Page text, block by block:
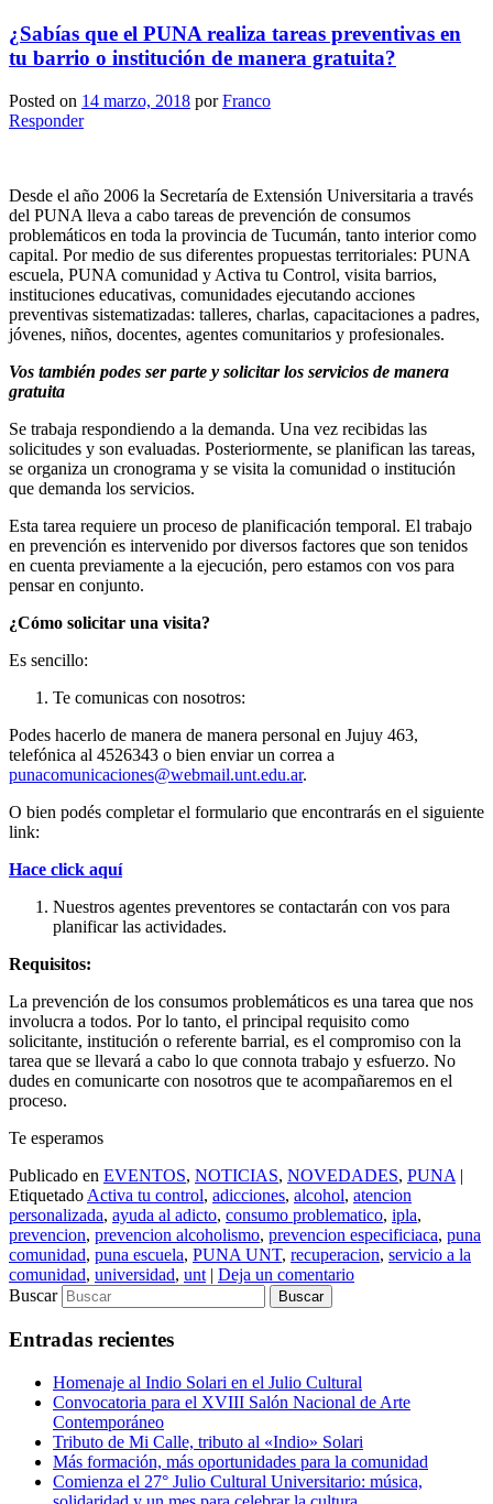
¿Sabías que el PUNA realiza tareas preventivas en
tu barrio o institución de manera gratuita?
Posted on 14 marzo, 2018 porFranco
Responder
Desde el año 2006 la Secretaría de Extensión Universitaria a través
del PUNA lleva a cabo tareas de prevención de consumos
problemáticos en toda la provincia de Tucumán, tanto interior como
capital. Por medio de sus diferentes propuestas territoriales: PUNA
escuela, PUNA comunidad y Activa tu Control, visita barrios,
instituciones educativas, comunidades ejecutando acciones
preventivas sistematizadas: talleres, charlas, capacitaciones a padres,
jóvenes, niños, docentes, agentes comunitarios y profesionales.
Vos también podes ser parte y solicitar los servicios de manera
gratuita
Se trabaja respondiendo a la demanda. Una vez recibidas las
solicitudes y son evaluadas. Posteriormente, se planifican las tareas,
se organiza un cronograma y se visita la comunidad o institución
que demanda los servicios.
Esta tarea requiere un proceso de planificación temporal. El trabajo
en prevención es intervenido por diversos factores que son tenidos
en cuenta previamente a la ejecución, pero estamos con vos para
pensar en conjunto.
¿Cómo solicitar una visita?
Es sencillo:
Te comunicas con nosotros:
Podes hacerlo de manera de manera personal en Jujuy 463,
telefónica al 4526343 o bien enviar un correa a
punacomunicaciones@webmail.unt.edu.ar.
O bien podés completar el formulario que encontrarás en el siguiente
link:
Hace click aquí
Nuestros agentes preventores se contactarán con vos para
planificar las actividades.
Requisitos:
La prevención de los consumos problemáticos es una tarea que nos
involucra a todos. Por lo tanto, el principal requisito como
solicitante, institución o referente barrial, es el compromiso con la
tarea que se llevará a cabo lo que connota trabajo y esfuerzo. No
dudes en comunicarte con nosotros que te acompañaremos en el
proceso.
Te esperamos
Publicado en EVENTOS, NOTICIAS, NOVEDADES, PUNA |
Etiquetado Activa tu control, adicciones, alcohol, atencion
personalizada, ayuda al adicto, consumo problematico, ipla,
prevencion, prevencion alcoholismo, prevencion especificiaca, puna
comunidad, puna escuela, PUNA UNT, recuperacion, servicio a la
comunidad, universidad, unt | Deja un comentario
Buscar
Entradas recientes
Homenaje al Indio Solari en el Julio Cultural
Convocatoria para el XVIII Salón Nacional de Arte
Contemporáneo
Tributo de Mi Calle, tributo al «Indio» Solari
Más formación, más oportunidades para la comunidad
Comienza el 27° Julio Cultural Universitario: música,